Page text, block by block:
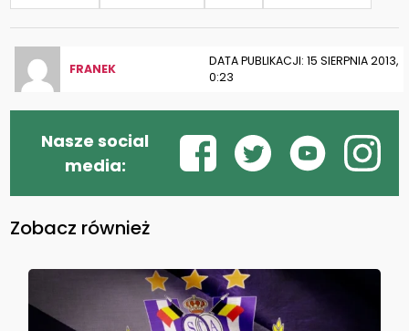
FRANEK
DATA PUBLIKACJI: 15 SIERPNIA 2013,
0:23
Nasze social
media:
Zobacz również